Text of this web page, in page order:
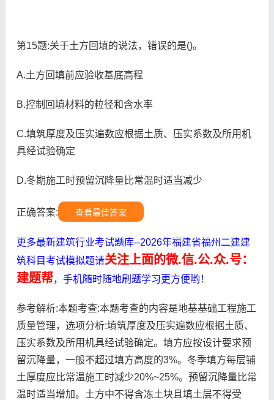
第15题:关于土方回填的说法，错误的是()。
A.土方回填前应验收基底高程
B.控制回填材料的粒径和含水率
C.填筑厚度及压实遍数应根据土质、压实系数及所用机
具经试验确定
D.冬期施工时预留沉降量比常温时适当减少
正确答案: 查看最佳答案
更多最新建筑行业考试题库--2026年福建省福州二建建
筑科目考试模拟题请关注上面的微.信.公.众.号：
建题帮，手机随时随地刷题学习更方便哟！
参考解析:本题考查:本题考查的内容是地基基础工程施工
质量管理，选项分析:填筑厚度及压实遍数应根据土质、
压实系数及所用机具经试验确定。填方应按设计要求预
留沉降量，一般不超过填方高度的3%。冬季填方每层铺
土厚度应比常温施工时减少20%~25%。预留沉降量比常
温时适当增加。土方中不得含冻土块且填土层不得受